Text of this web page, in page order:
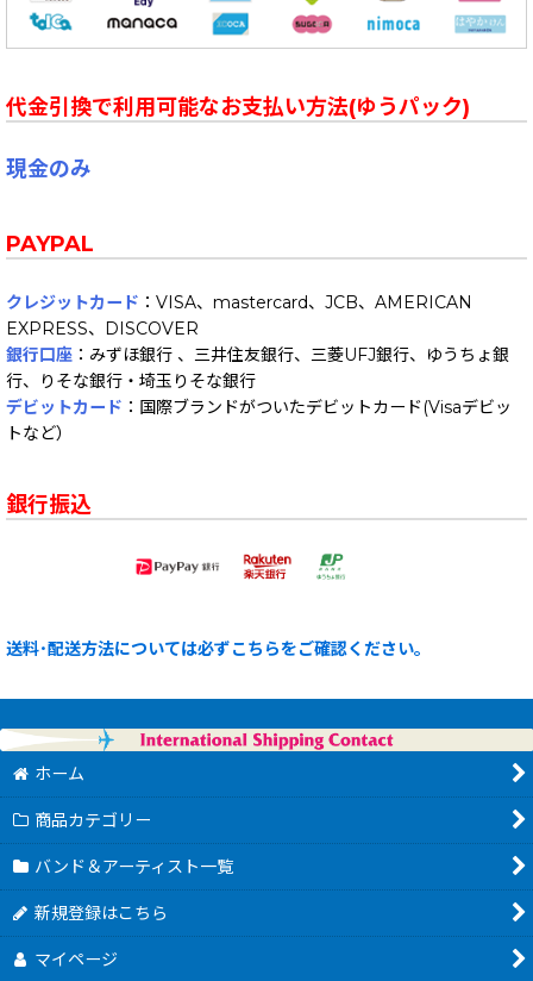
代金引換で利用可能なお支払い方法(ゆうパック)
現金のみ
PAYPAL
クレジットカード ：VISA、mastercard、JCB、AMERICAN
EXPRESS、DISCOVER
銀行口座 ：みずほ銀行 、三井住友銀行、三菱UFJ銀行、ゆうちょ銀
行、りそな銀行・埼玉りそな銀行
デビットカード ：国際ブランドがついたデビットカード(Visaデビッ
トなど）
銀行振込
送料･配送方法については必ずこちらをご確認ください。
ホーム
商品カテゴリー
バンド＆アーティスト一覧
新規登録はこちら
マイページ